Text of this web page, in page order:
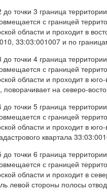
до точки 3 граница
с границей
области и проходит в
33:03:001007 и по
до точки 4 граница
с границей
области и проходит в
поворачивает на северо-
до точки 5 граница
с границей
области и проходит в
квартала
до точки 6 граница
с границей
области и проходит в
левой стороны полосы